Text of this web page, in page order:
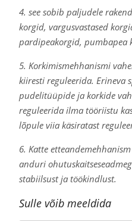
4. see sobib paljudele
korgid, vargusvastased
pardipeakorgid, pumbapea
5. Korkimismehhanismi
kiiresti reguleerida. Erineva
pudelitüüpide ja korkide
reguleerida ilma tööriistu
lõpule viia käsiratast
6. Katte
anduri
stabiilsust ja töökindlust.
Sulle võib meeldida